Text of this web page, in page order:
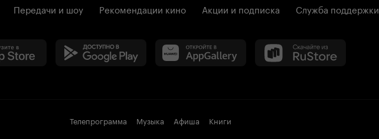
Передачи и шоу Рекомендации кино Акции и подписка Служба поддержки
Телепрограмма Музыка Афиша Книги